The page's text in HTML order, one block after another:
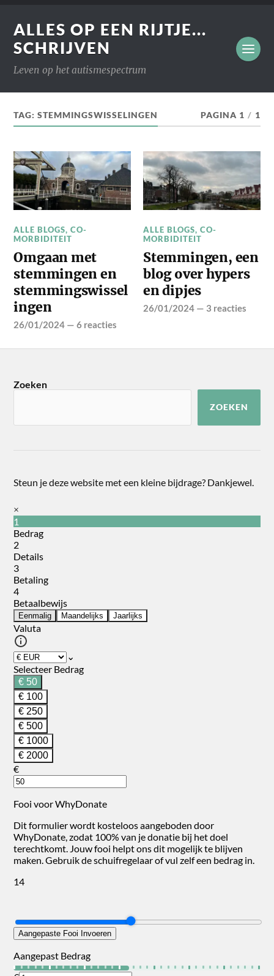
ALLES OP EEN RIJTJE...
SCHRIJVEN
Leven op het autismespectrum
TAG:STEMMINGSWISSELINGEN PAGINA 1 / 1
ALLE BLOGS,CO-
MORBIDITEIT
Omgaan met
stemmingen en
stemmingswissel
ingen
26/01/2024 —6 reacties
ALLE BLOGS,CO-
MORBIDITEIT
Stemmingen, een
blog over hypers
en dipjes
26/01/2024 — 3 reacties
Zoeken
ZOEKEN
Steun je deze website met een kleine bijdrage? Dankjewel.